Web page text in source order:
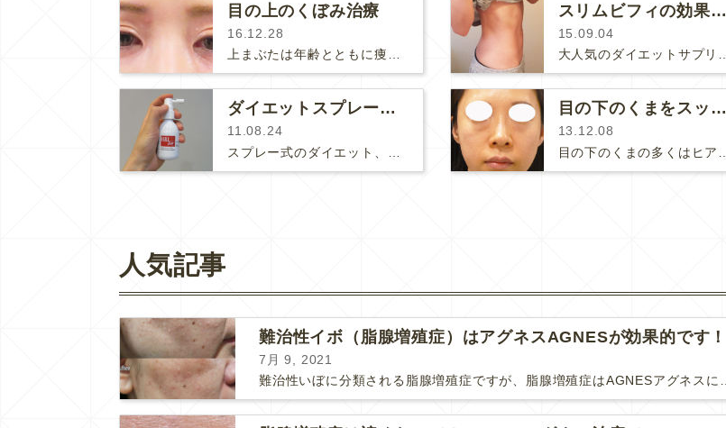
目の上のくぼみ治療
16.12.28
スリムビフィの効果 フジさんの場合
15.09.04
ダイエットスプレー『スリーエフ』
11.08.24
目の下のくまをスッキリ☆
13.12.08
人気記事
難治性イボ（脂腺増殖症）はアグネスAGNESが効果的です！
7月 9, 2021